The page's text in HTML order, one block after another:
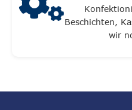
Beschichten,
wir